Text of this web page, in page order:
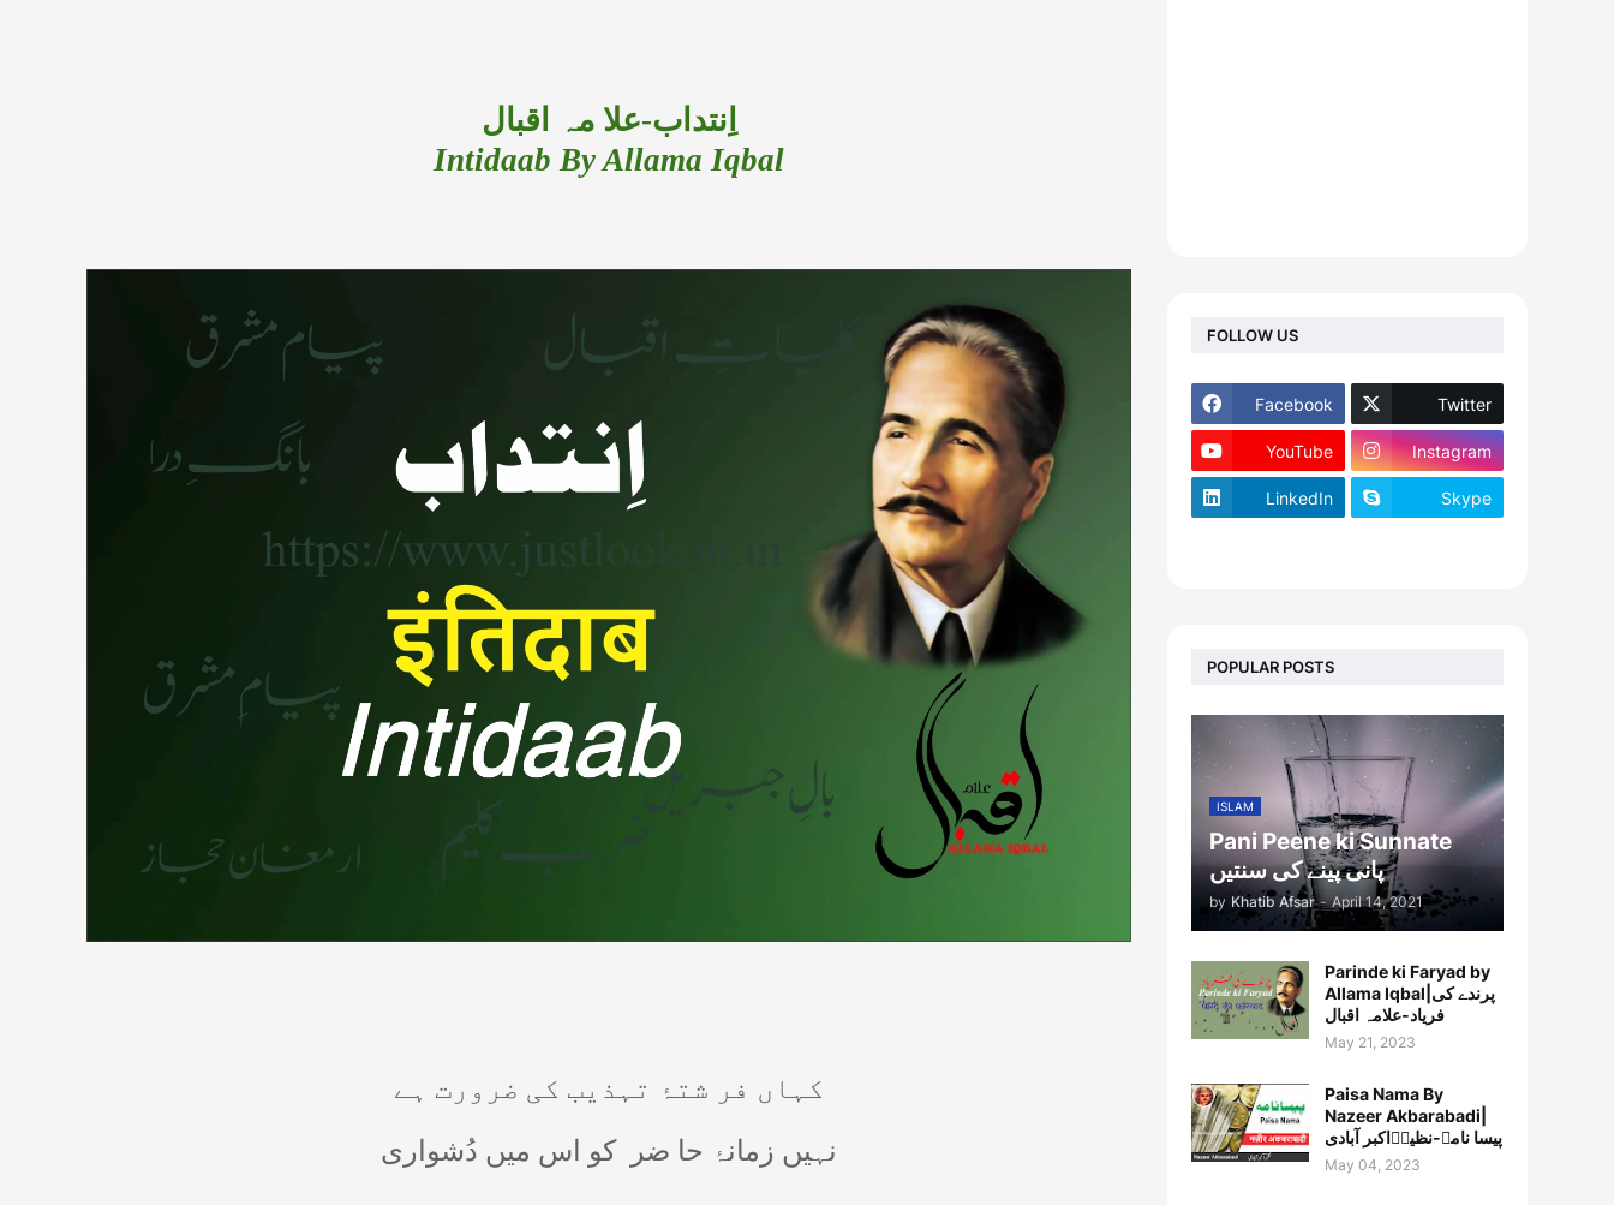
اِنتداب-علا مہ اقبال
Intidaab By Allama Iqbal
کہاں فر شتۂ تہذیب کی ضرورت ہے
نہیں زمانۂ حا ضر
کو اس میں دُشواری
FOLLOW US
Facebook Twitter
YouTube Instagram
LinkedIn Skype
POPULAR POSTS
ISLAM
Pani Peene ki Sunnate
پانی پینے کی سنتیں
by Khatib Afsar - April 14, 2021
Parinde ki Faryad by
Allama Iqbal|پرندے کی
فریاد-علامہ اقبال
May 21, 2023
Paisa Nama By
Nazeer Akbarabadi|
پیسا نامہ-نظیرؔاکبر آبادی
May 04, 2023